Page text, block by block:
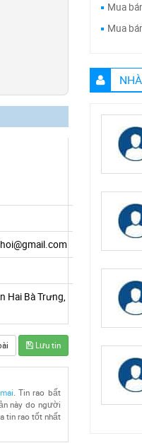
Hai Bà Trưng,
Lưu tin
. Tin rao bất
này do người
tin rao tốt nhất
Mua
Mua